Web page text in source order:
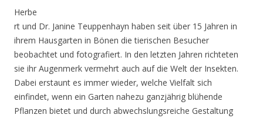
Herbe
rt und Dr. Janine Teuppenhayn haben seit über 15 Jahren in
ihrem Hausgarten in Bönen die tierischen Besucher
beobachtet und fotografiert. In den letzten Jahren richteten
sie ihr Augenmerk vermehrt auch auf die Welt der Insekten.
Dabei erstaunt es immer wieder, welche Vielfalt sich
einfindet, wenn ein Garten nahezu ganzjährig blühende
Pflanzen bietet und durch abwechslungsreiche Gestaltung